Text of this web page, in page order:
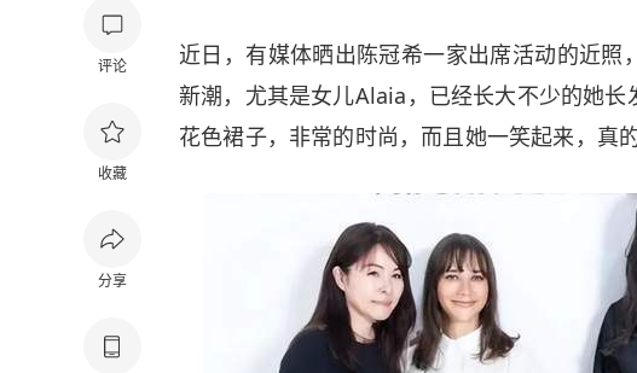
评论
收藏
分享
近日，有媒体晒出陈冠希一家出席活动的近
新潮，尤其是女儿Alaia，已经长大不少的她
花色裙子，非常的时尚，而且她一笑起来，真